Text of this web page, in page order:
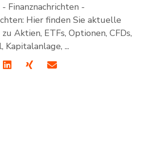
Finanznachrichten -
Hier finden Sie aktuelle
Aktien, ETFs, Optionen, CFDs,
Kapitalanlage, ...